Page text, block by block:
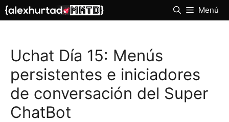
Saltar
al
Menú
Uchat Día 15: Menús
persistentes e iniciadores
de conversación del Super
ChatBot